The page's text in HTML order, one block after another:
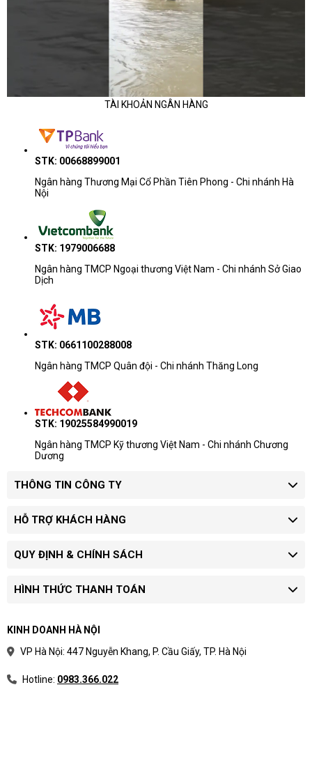
TÀI KHOẢN NGÂN HÀNG
STK: 00668899001
Ngân hàng Thương Mại Cổ Phần Tiên Phong - Chi nhánh Hà
Nội
STK: 1979006688
Ngân hàng TMCP Ngoại thương Việt Nam - Chi nhánh Sở Giao
Dịch
STK: 0661100288008
Ngân hàng TMCP Quân đội - Chi nhánh Thăng Long
STK: 19025584990019
Ngân hàng TMCP Kỹ thương Việt Nam - Chi nhánh Chương
Dương
THÔNG TIN CÔNG TY
HỖ TRỢ KHÁCH HÀNG
QUY ĐỊNH & CHÍNH SÁCH
HÌNH THỨC THANH TOÁN
KINH DOANH HÀ NỘI
VP Hà Nội: 447 Nguyễn Khang, P. Cầu Giấy, TP. Hà Nội
Hotline: 0983.366.022